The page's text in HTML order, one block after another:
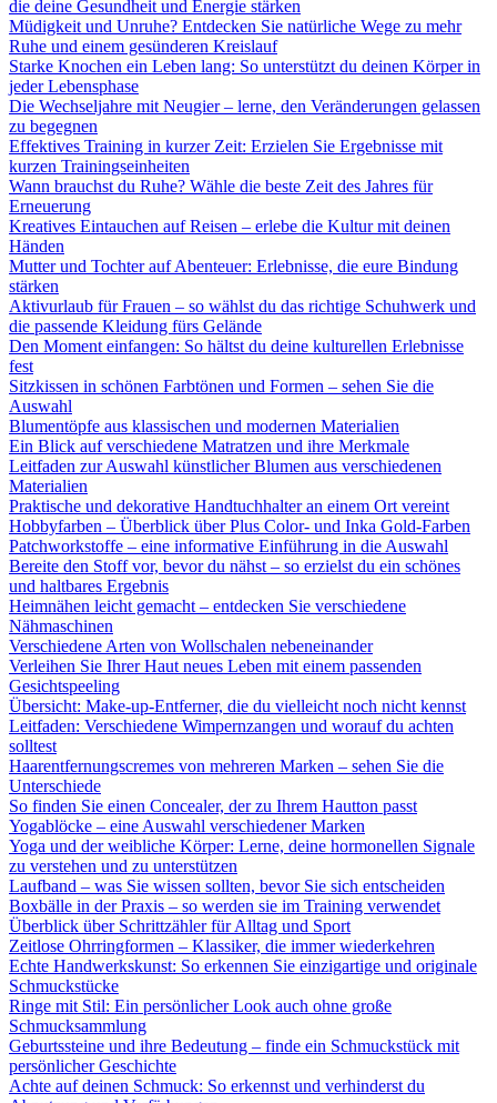
die deine Gesundheit und Energie stärken
Müdigkeit und Unruhe? Entdecken Sie natürliche Wege zu mehr
Ruhe und einem gesünderen Kreislauf
Starke Knochen ein Leben lang: So unterstützt du deinen Körper in
jeder Lebensphase
Die Wechseljahre mit Neugier – lerne, den Veränderungen gelassen
zu begegnen
Effektives Training in kurzer Zeit: Erzielen Sie Ergebnisse mit
kurzen Trainingseinheiten
Wann brauchst du Ruhe? Wähle die beste Zeit des Jahres für
Erneuerung
Kreatives Eintauchen auf Reisen – erlebe die Kultur mit deinen
Händen
Mutter und Tochter auf Abenteuer: Erlebnisse, die eure Bindung
stärken
Aktivurlaub für Frauen – so wählst du das richtige Schuhwerk und
die passende Kleidung fürs Gelände
Den Moment einfangen: So hältst du deine kulturellen Erlebnisse
fest
Sitzkissen in schönen Farbtönen und Formen – sehen Sie die
Auswahl
Blumentöpfe aus klassischen und modernen Materialien
Ein Blick auf verschiedene Matratzen und ihre Merkmale
Leitfaden zur Auswahl künstlicher Blumen aus verschiedenen
Materialien
Praktische und dekorative Handtuchhalter an einem Ort vereint
Hobbyfarben – Überblick über Plus Color- und Inka Gold-Farben
Patchworkstoffe – eine informative Einführung in die Auswahl
Bereite den Stoff vor, bevor du nähst – so erzielst du ein schönes
und haltbares Ergebnis
Heimnähen leicht gemacht – entdecken Sie verschiedene
Nähmaschinen
Verschiedene Arten von Wollschalen nebeneinander
Verleihen Sie Ihrer Haut neues Leben mit einem passenden
Gesichtspeeling
Übersicht: Make-up-Entferner, die du vielleicht noch nicht kennst
Leitfaden: Verschiedene Wimpernzangen und worauf du achten
solltest
Haarentfernungscremes von mehreren Marken – sehen Sie die
Unterschiede
So finden Sie einen Concealer, der zu Ihrem Hautton passt
Yogablöcke – eine Auswahl verschiedener Marken
Yoga und der weibliche Körper: Lerne, deine hormonellen Signale
zu verstehen und zu unterstützen
Laufband – was Sie wissen sollten, bevor Sie sich entscheiden
Boxbälle in der Praxis – so werden sie im Training verwendet
Überblick über Schrittzähler für Alltag und Sport
Zeitlose Ohrringformen – Klassiker, die immer wiederkehren
Echte Handwerkskunst: So erkennen Sie einzigartige und originale
Schmuckstücke
Ringe mit Stil: Ein persönlicher Look auch ohne große
Schmucksammlung
Geburtssteine und ihre Bedeutung – finde ein Schmuckstück mit
persönlicher Geschichte
Achte auf deinen Schmuck: So erkennst und verhinderst du